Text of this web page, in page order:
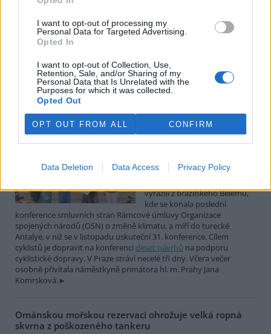
I want to opt-out of processing my
Personal Data for Targeted Advertising.
Opted In
I want to opt-out of Collection, Use,
Retention, Sale, and/or Sharing of my
Personal Data that Is Unrelated with the
Purposes for which it was collected.
Opted Out
OPT OUT FROM ALL CONFIRM
Data Deletion Data Access Privacy Policy
krátkou lebkou a zploštělým
čumákem, jako jsou například mopsi nebo buldočci, starší jedinci a
zvířata se srdečním onemocněním. Jejich majitelé pro ně
dehydrataci nebo kolapsu. ČTK to sdělila viceprezidentka Komory
veterinárních lékařů ČR Kateřina Valdhans.
Do Prahy dorazili jezdci cyklistické štafety, míří na
konferenci o klimatu
Do Prahy dnes dorazili jezdci
mezinárodní cyklistické štafety
vyrazili z brazilského Belému,
kde se konala poslední
konference smluvních stran Rámcové úmluvy Organizace
spojených národů (OSN) o změně klimatu, a míří do turecké
Antalye, v níž se v listopadu uskuteční 31. konference. Cílem
cyklistů je dopravit na konferenci deset návrhů na podporu
cyklistické dopravy. V Praze stráví necelé tři dny. Včera večer
osobně přivítala náměstkyně primátora hl. m. Prahy Jana
Komrsková.
Ománskou mořskou rezervaci ohrožuje velká ropná
skvrna z poškozeného tankeru